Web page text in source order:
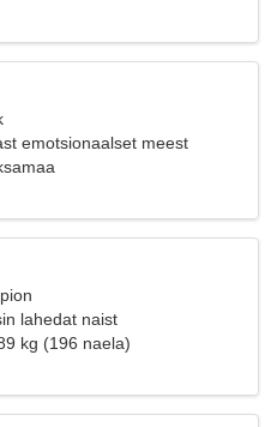
emotsionaalset meest
lahedat naist
kg (196 naela)